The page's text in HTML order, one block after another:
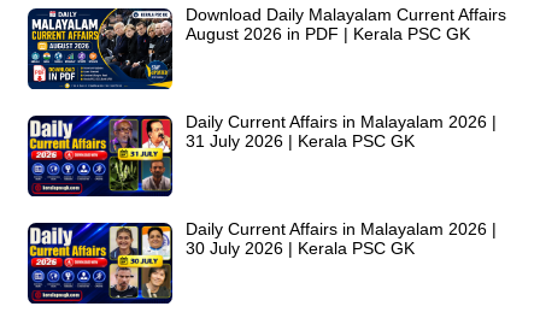
Download Daily Malayalam Current Affairs
August 2026 in PDF | Kerala PSC GK
Daily Current Affairs in Malayalam 2026 |
31 July 2026 | Kerala PSC GK
Daily Current Affairs in Malayalam 2026 |
30 July 2026 | Kerala PSC GK